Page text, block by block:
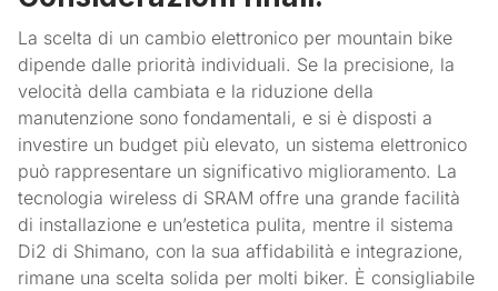
La scelta di un cambio elettronico per mountain bike
dipende dalle priorità individuali. Se la precisione, la
velocità della cambiata e la riduzione della
manutenzione sono fondamentali, e si è disposti a
investire un budget più elevato, un sistema elettronico
può rappresentare un significativo miglioramento. La
tecnologia wireless di SRAM offre una grande facilità
di installazione e un’estetica pulita, mentre il sistema
Di2 di Shimano, con la sua affidabilità e integrazione,
rimane una scelta solida per molti biker. È consigliabile